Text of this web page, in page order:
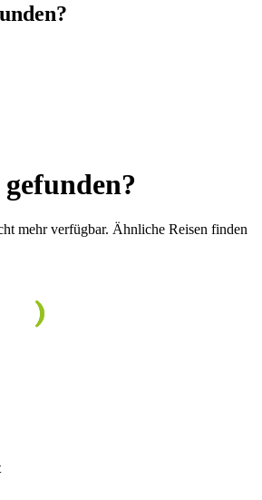
mehr verfügbar. Ähnliche Reisen finden